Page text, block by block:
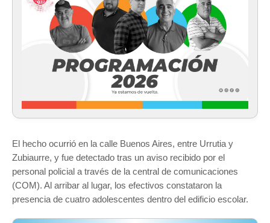
El hecho ocurrió en la calle Buenos Aires, entre Urrutia y
Zubiaurre, y fue detectado tras un aviso recibido por el
personal policial a través de la central de comunicaciones
(COM). Al arribar al lugar, los efectivos constataron la
presencia de cuatro adolescentes dentro del edificio escolar.